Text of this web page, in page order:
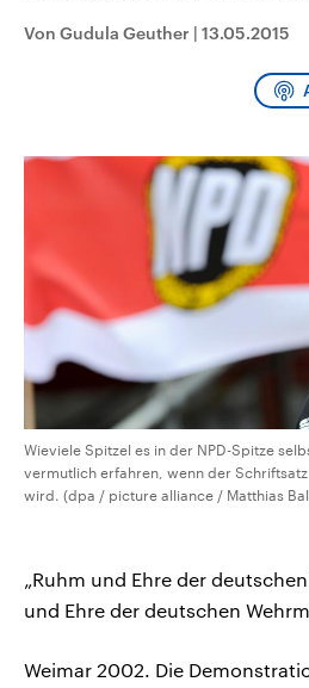
Sendungen Programm
Von Gudula Geuther | 13.05.2015
Wieviele Spitzel es in der NPD-Spitze
vermutlich erfahren, wenn der
wird. (dpa / picture alliance / Matthias
„Ruhm und Ehre der
und Ehre der deutschen
Weimar 2002. Die